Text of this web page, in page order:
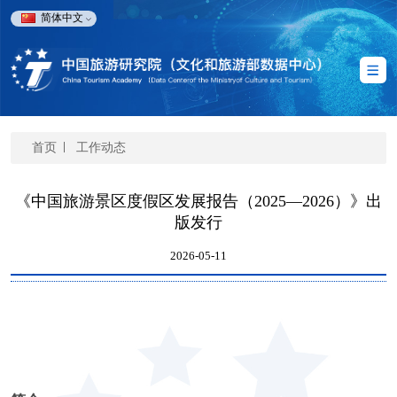
简体中文
首页 工作动态
《中国旅游景区度假区发展报告（2025—2026）》出
版发行
2026-05-11